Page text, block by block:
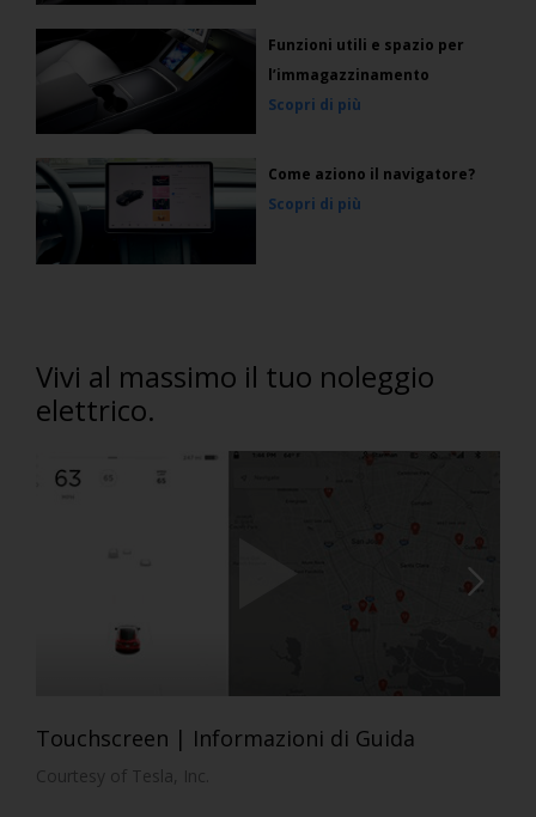
Funzioni utili e spazio per
l’immagazzinamento
Scopri di più
Come aziono il navigatore?
Scopri di più
Vivi al massimo il tuo noleggio
elettrico.
Touchscreen | Informazioni di Guida
Courtesy of Tesla, Inc.